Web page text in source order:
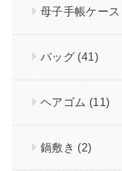
母子手帳ケース
バッグ (41)
ヘアゴム (11)
鍋敷き (2)